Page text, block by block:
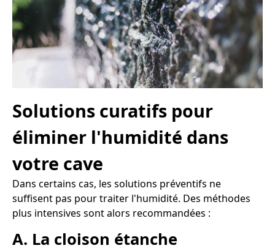
Solutions curatifs pour
éliminer l'humidité dans
votre cave
Dans certains cas, les solutions préventifs ne
suffisent pas pour traiter l'humidité. Des méthodes
plus intensives sont alors recommandées :
A. La cloison étanche